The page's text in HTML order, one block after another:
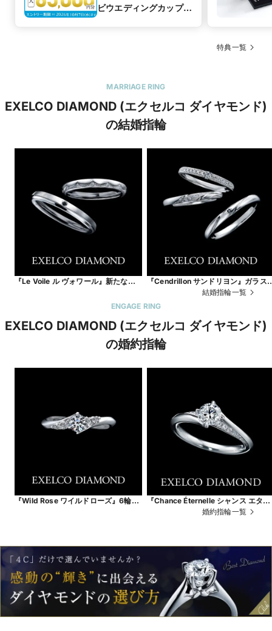
ビウエディングカップル
特典一覧
MARRIAGE RING
EXELCO DIAMOND (エクセルコ ダイヤモンド)
の結婚指輪
『Le Voile ル ヴォワール』新たなる
『Cendrillon サンドリヨン』ガラス
靴が導く、永遠の幸福結婚指輪一覧
ENGAGE RING
EXELCO DIAMOND (エクセルコ ダイヤモンド)
の婚約指輪
『Wild Rose ワイルドローズ』6輪の
『Chance Éternelle シャンス エター
ナル』永遠に続く幸運。
婚約指輪一覧